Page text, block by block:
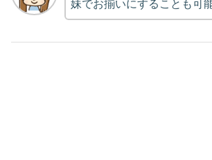
妹でお揃いにすることも可